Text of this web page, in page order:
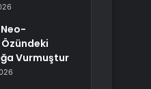
Vurmuştur